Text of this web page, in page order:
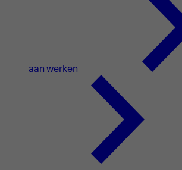
aan werken